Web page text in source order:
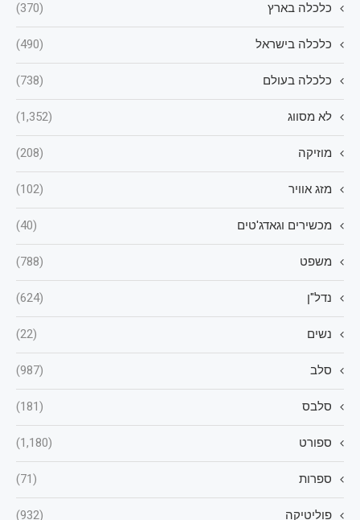
כלכלה בארץ (370)
כלכלה בישראל (490)
כלכלה בעולם (738)
לא מסווג (1,352)
מוזיקה (208)
מזג אוויר (102)
מכשירים וגאדג'טים (40)
משפט (788)
נדל"ן (624)
נשים (22)
סלב (987)
סלבס (181)
ספורט (1,180)
ספרות (71)
פוליטיקה (932)